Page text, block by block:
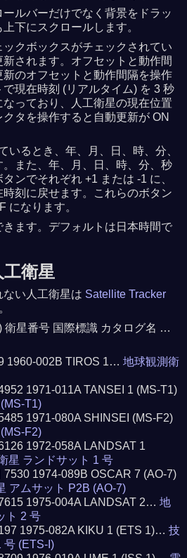
ルバーだけでなく背景をドラッ
下にスクロールします。
クボックスがチェックされてい
されます。オフセットと動作間
のオフセットと動作間隔を操作
現在時刻 (リアルタイム) を 3 秒
っており、人工衛星の現在位置
タを操作すると自動更新が ON
いるとき、年、月、日、時、分、
また、年、月、日、時、分、秒
ンでそれぞれ +1 または -1 に、
刻に戻せます。これらのボタン
になります。
ます。デフォルトは日本時間で
衛星
ない人工衛星は Satellite Tracker
衛星番号 国際標識 カタログ名 …
1960-002B TIROS 1…地球観測衛
1971-011A TANSEI 1 (MS-T1)
T1)
1971-080A SHINSEI (MS-F2)
F2)
1972-058A LANDSAT 1
星 ランドサット 1 号
7530 1974-089B OSCAR 7 (AO-7)
アムサット P2B (AO-7)
1975-004A LANDSAT 2…地
ト 2 号
1975-082A KIKU 1 (ETS 1)…技
号 (ETS-I)